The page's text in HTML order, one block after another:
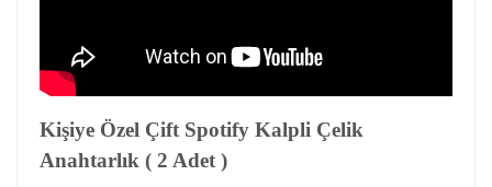
Kişiye Özel Çift Spotify Kalpli Çelik
Anahtarlık ( 2 Adet )